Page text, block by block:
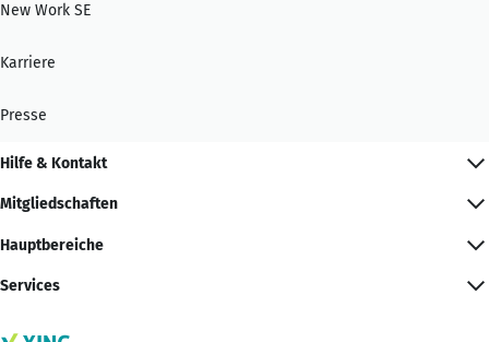
New Work SE
Karriere
Presse
Hilfe & Kontakt
Mitgliedschaften
Hauptbereiche
Services